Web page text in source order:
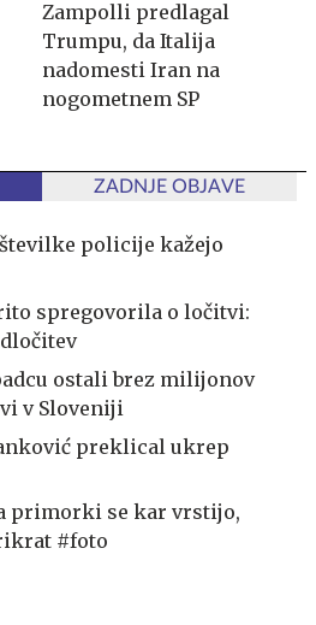
Zampolli predlagal
Trumpu, da Italija
nadomesti Iran na
nogometnem SP
ZADNJE OBJAVE
policije kažejo
spregovorila o ločitvi:
ostali brez milijonov
v Sloveniji
preklical ukrep
primorki se kar vrstijo,
#foto